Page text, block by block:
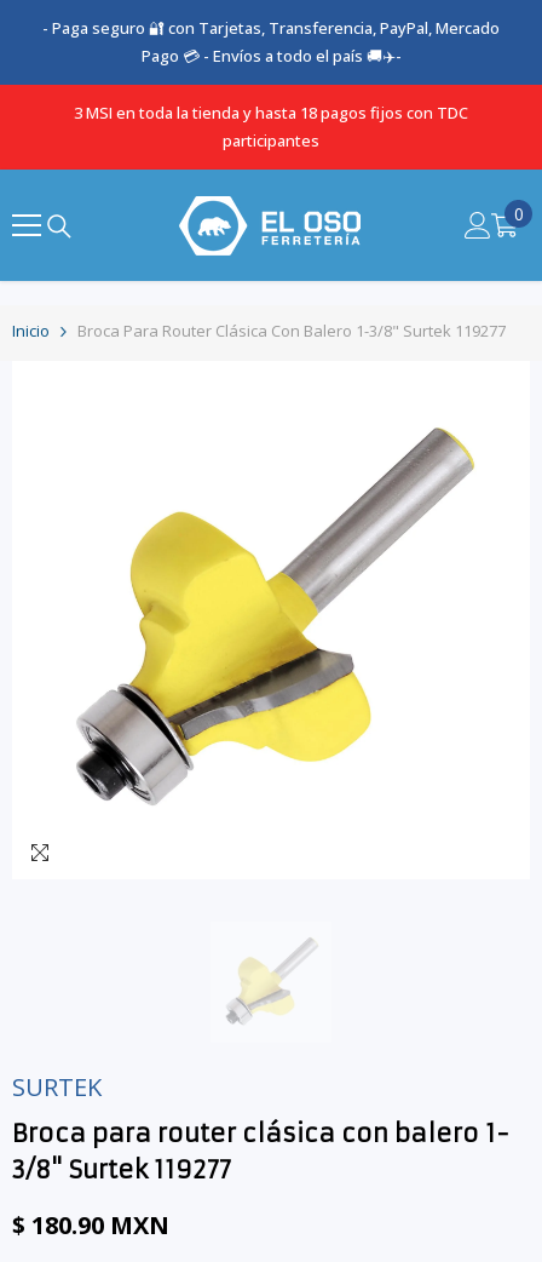
SALTAR AL CONTENIDO
- Paga seguro 🔐 con Tarjetas, Transferencia, PayPal, Mercado
Pago 💳 - Envíos a todo el país 🚚✈️-
3 MSI en toda la tienda y hasta 18 pagos fijos con TDC
participantes
0
0
Inicio Broca Para Router Clásica Con Balero 1-3/8" Surtek 119277
SURTEK
Broca para router clásica con balero 1-
3/8" Surtek 119277
$ 180.90 MXN